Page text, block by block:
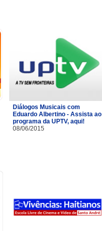
Diálogos Musicais com
Eduardo Albertino - Assista ao
programa da UPTV, aqui!
08/06/2015